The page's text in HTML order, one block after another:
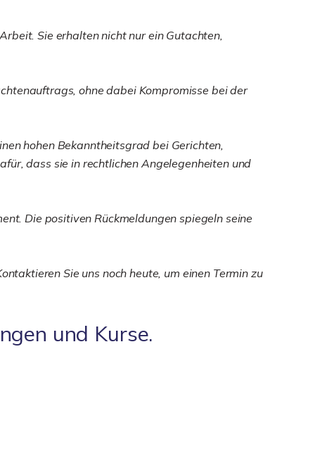
Sie erhalten nicht nur ein Gutachten,
ohne dabei Kompromisse bei der
hohen Bekanntheitsgrad bei Gerichten,
dass sie in rechtlichen Angelegenheiten und
Die positiven Rückmeldungen spiegeln seine
Sie uns noch heute, um einen Termin zu
und Kurse.